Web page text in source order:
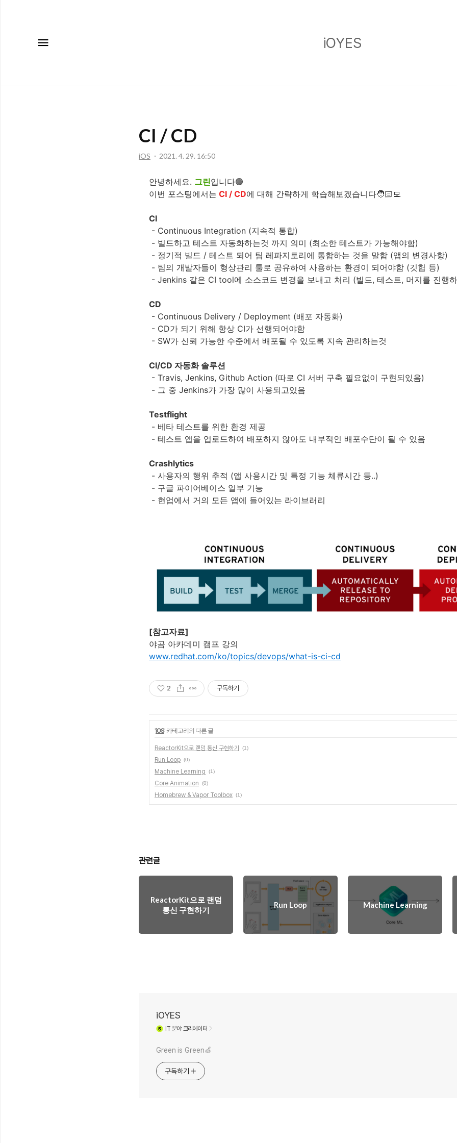
iOYES
CI / CD
iOS 2021. 4. 29. 16:50
안녕하세요. 그린입니다🟢
이번 포스팅에서는 CI / CD에 대해 간략하게 학습해보겠습니다🧑🏻‍💻
CI
- Continuous Integration (지속적 통합)
- 빌드하고 테스트 자동화하는것 까지 의미 (최소한 테스트가 가능해야함)
- 정기적 빌드 / 테스트 되어 팀 레파지토리에 통합하는 것을 말함 (앱의 변경사항)
- 팀의 개발자들이 형상관리 툴로 공유하여 사용하는 환경이 되어야함 (깃헙 등)
- Jenkins 같은 CI tool에 소스코드 변경을 보내고 처리 (빌드, 테스트, 머지를 진행
CD
- Continuous Delivery / Deployment (배포 자동화)
- CD가 되기 위해 항상 CI가 선행되어야함
- SW가 신뢰 가능한 수준에서 배포될 수 있도록 지속 관리하는것
CI/CD 자동화 솔루션
- Travis, Jenkins, Github Action (따로 CI 서버 구축 필요없이 구현되있음)
- 그 중 Jenkins가 가장 많이 사용되고있음
Testflight
- 베타 테스트를 위한 환경 제공
- 테스트 앱을 업로드하여 배포하지 않아도 내부적인 배포수단이 될 수 있음
Crashlytics
- 사용자의 행위 추적 (앱 사용시간 및 특정 기능 체류시간 등..)
- 구글 파이어베이스 일부 기능
- 현업에서 거의 모든 앱에 들어있는 라이브러리
[참고자료]
야곰 아카데미 캠프 강의
www.redhat.com/ko/topics/devops/what-is-ci-cd
2 구독하기
'iOS' 카테고리의 다른 글
ReactorKit으로 랜덤 통신 구현하기 (1)
Run Loop (0)
Machine Learning (1)
Core Animation (0)
Homebrew & Vapor Toolbox (1)
관련글
ReactorKit으로 랜덤
통신 구현하기
Run Loop Machine Learning
iOYES
IT 분야 크리에이터
Green is Green🍏
구독하기